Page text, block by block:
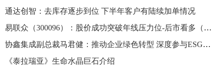
通达创智：去库存逐步到位 下半年客户有陆续加单情况
易联众（300096）：股价成功突破年线压力位-后市看多（涨）（09-08）
协鑫集成副总裁马君健：推动企业绿色转型 深度参与ESG治理
《泰拉瑞亚》生命水晶巨石介绍